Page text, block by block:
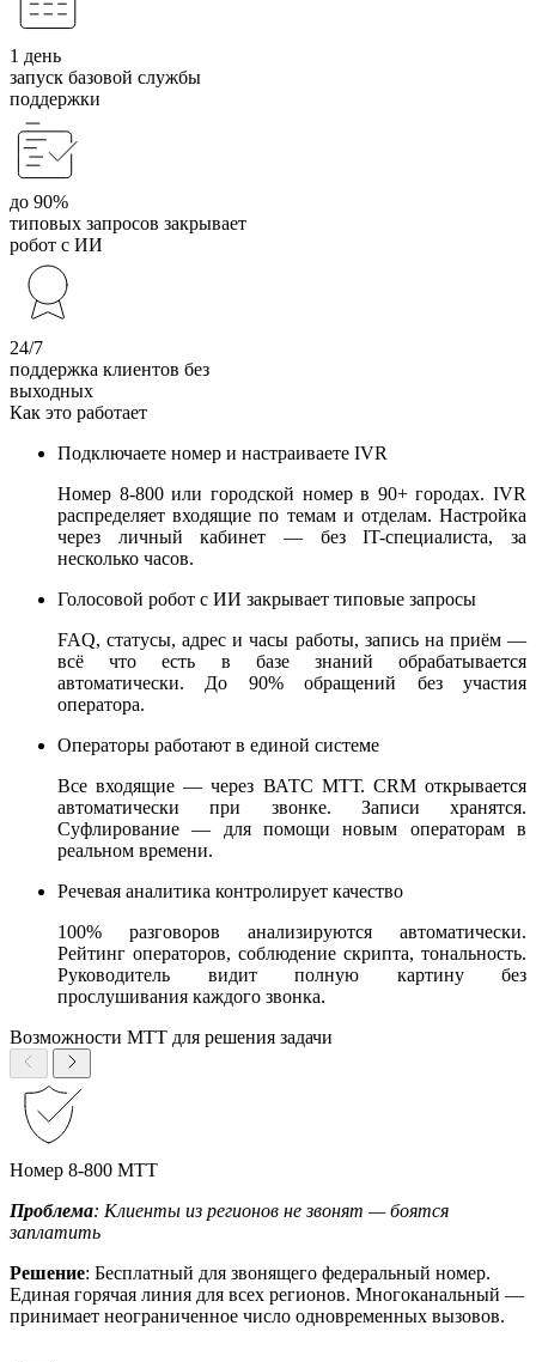
1 день
запуск базовой службы
поддержки
до 90%
типовых запросов закрывает
робот с ИИ
24/7
поддержка клиентов без
выходных
Как это работает
Подключаете номер и настраиваете IVR
Номер 8-800 или городской номер в 90+ городах. IVR
распределяет входящие по темам и отделам. Настройка
через личный кабинет — без IT-специалиста, за
несколько часов.
Голосовой робот с ИИ закрывает типовые запросы
FAQ, статусы, адрес и часы работы, запись на приём —
всё что есть в базе знаний обрабатывается
автоматически. До 90% обращений без участия
оператора.
Операторы работают в единой системе
Все входящие — через ВАТС МТТ. CRM открывается
автоматически при звонке. Записи хранятся.
Суфлирование — для помощи новым операторам в
реальном времени.
Речевая аналитика контролирует качество
100% разговоров анализируются автоматически.
Рейтинг операторов, соблюдение скрипта, тональность.
Руководитель видит полную картину без
прослушивания каждого звонка.
Возможности МТТ для решения задачи
Номер 8-800 МТТ
Проблема: Клиенты из регионов не звонят — боятся
заплатить
Решение: Бесплатный для звонящего федеральный номер.
Единая горячая линия для всех регионов. Многоканальный —
принимает неограниченное число одновременных вызовов.